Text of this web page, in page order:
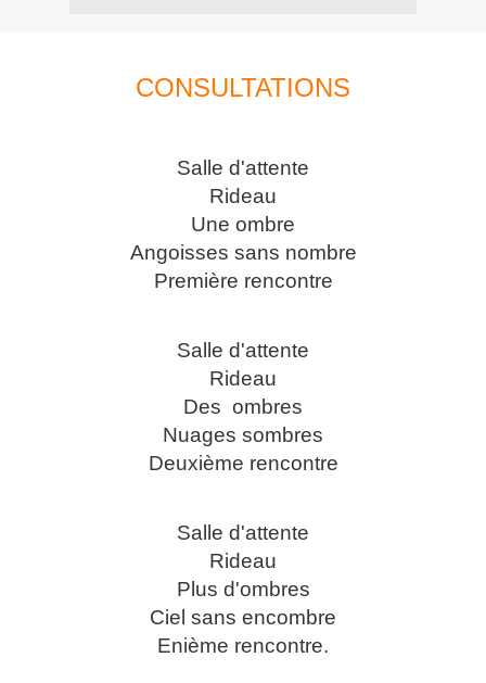
CONSULTATIONS
Salle d'attente
Rideau
Une ombre
Angoisses sans nombre
Première rencontre
Salle d'attente
Rideau
Des ombres
Nuages sombres
Deuxième rencontre
Salle d'attente
Rideau
Plus d'ombres
Ciel sans encombre
Enième rencontre.